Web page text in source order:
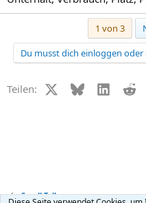
1 von 3
Du musst dich einloggen
Teilen: X (Twitter)
Bluesky
Small Talk